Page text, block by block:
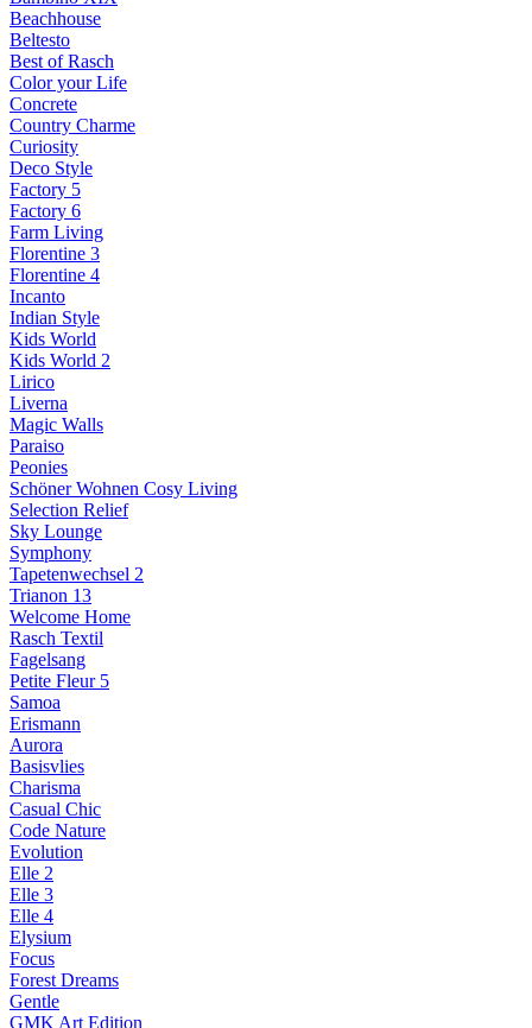
Beachhouse
Beltesto
Best of Rasch
Color your Life
Concrete
Country Charme
Curiosity
Deco Style
Factory 5
Factory 6
Farm Living
Florentine 3
Florentine 4
Incanto
Indian Style
Kids World
Kids World 2
Lirico
Liverna
Magic Walls
Paraiso
Peonies
Schöner Wohnen Cosy Living
Selection Relief
Sky Lounge
Symphony
Tapetenwechsel 2
Trianon 13
Welcome Home
Rasch Textil
Fagelsang
Petite Fleur 5
Samoa
Erismann
Aurora
Basisvlies
Charisma
Casual Chic
Code Nature
Evolution
Elle 2
Elle 3
Elle 4
Elysium
Focus
Forest Dreams
Gentle
GMK Art Edition